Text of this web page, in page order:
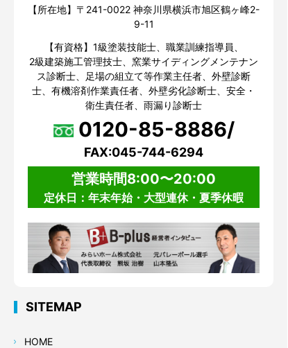
【所在地】〒241-0022 神奈川県横浜市旭区鶴ヶ峰2-
9-11
【有資格】1級塗装技能士、職業訓練指導員、
2級建築施工管理技士、窯業サイディングメンテナン
ス診断士、足場の組立て等作業主任者、外壁診断
士、有機溶剤作業責任者、外壁劣化診断士、安全・
衛生責任者、雨漏り診断士
0120-85-8886/
FAX:045-744-6294
営業時間8:00〜20:00
定休日：年末年始・大型連休・夏季休暇
SITEMAP
HOME